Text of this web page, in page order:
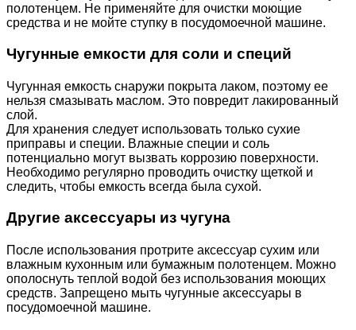
полотенцем. Не применяйте для очистки моющие
средства и не мойте ступку в посудомоечной машине.
Чугунные емкости для соли и специй
Чугунная емкость снаружи покрыта лаком, поэтому ее
нельзя смазывать маслом. Это повредит лакированный
слой.
Для хранения следует использовать только сухие
приправы и специи. Влажные специи и соль
потенциально могут вызвать коррозию поверхности.
Необходимо регулярно проводить очистку щеткой и
следить, чтобы емкость всегда была сухой.
Другие аксессуары из чугуна
После использования протрите аксессуар сухим или
влажным кухонным или бумажным полотенцем. Можно
ополоснуть теплой водой без использования моющих
средств. Запрещено мыть чугунные аксессуары в
посудомоечной машине.